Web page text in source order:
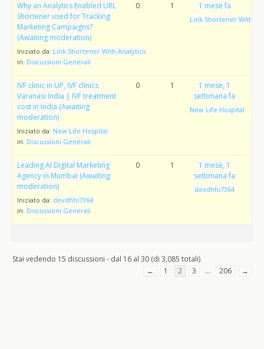
Why an Analytics Enabled URL
Shortener used for Tracking
Marketing Campaigns?
(Awaiting moderation)
Iniziato da: Link Shortener With Analytics
in: Discussioni Generali
0 1 1 mese fa
Link Shortener With
IVF clinic in UP, IVF clinics
Varanasi India | IVF treatment
cost in India (Awaiting
moderation)
Iniziato da: New Life Hospital
in: Discussioni Generali
0 1
1 mese, 1
settimana fa
New Life Hospital
Leading AI Digital Marketing
Agency in Mumbai (Awaiting
moderation)
Iniziato da: devdhhi7364
in: Discussioni Generali
0 1
1 mese, 1
settimana fa
devdhhi7364
Stai vedendo 15 discussioni - dal 16 al 30 (di 3,085 totali)
←
1 2 3 … 206 →